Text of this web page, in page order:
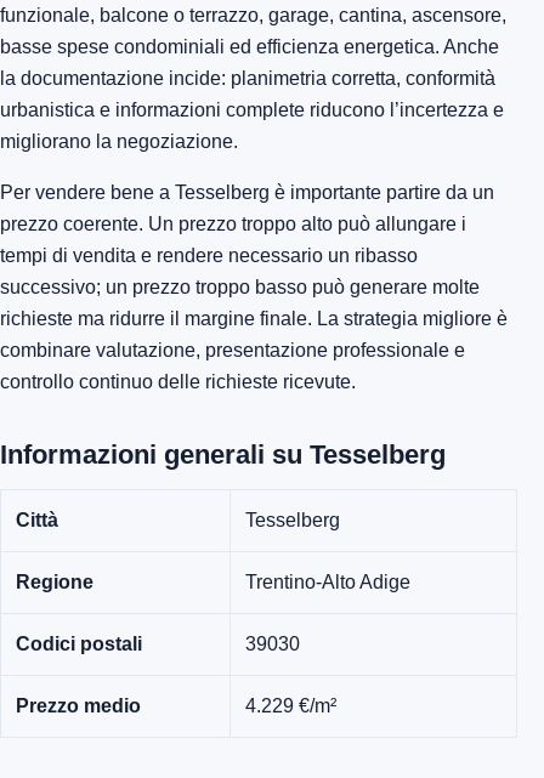
funzionale, balcone o terrazzo, garage, cantina, ascensore,
basse spese condominiali ed efficienza energetica. Anche
la documentazione incide: planimetria corretta, conformità
urbanistica e informazioni complete riducono l’incertezza e
migliorano la negoziazione.
Per vendere bene a Tesselberg è importante partire da un
prezzo coerente. Un prezzo troppo alto può allungare i
tempi di vendita e rendere necessario un ribasso
successivo; un prezzo troppo basso può generare molte
richieste ma ridurre il margine finale. La strategia migliore è
combinare valutazione, presentazione professionale e
controllo continuo delle richieste ricevute.
Informazioni generali su Tesselberg
Città Tesselberg
Regione Trentino-Alto Adige
Codici postali 39030
Prezzo medio 4.229 €/m²